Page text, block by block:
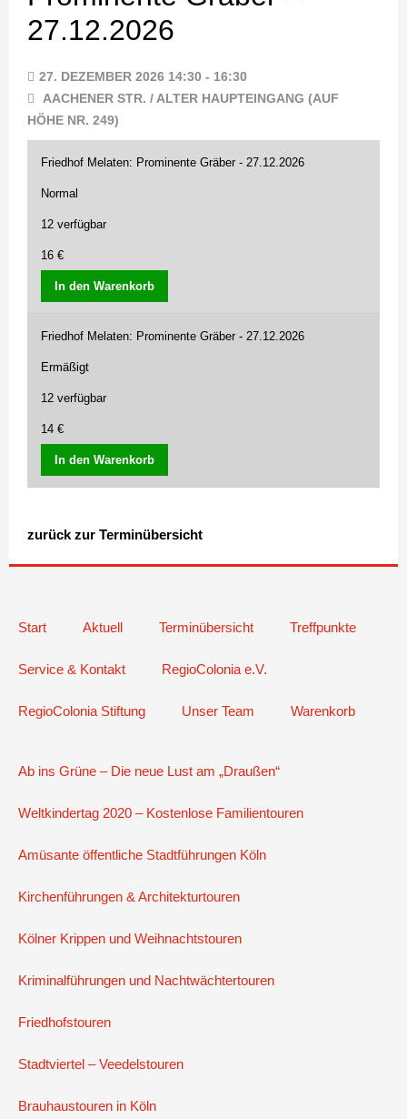
27.12.2026
27. DEZEMBER 2026 14:30 - 16:30
AACHENER STR. / ALTER HAUPTEINGANG (AUF
HÖHE NR. 249)
Friedhof Melaten: Prominente Gräber - 27.12.2026
Normal
12 verfügbar
16 €
In den Warenkorb
Friedhof Melaten: Prominente Gräber - 27.12.2026
Ermäßigt
12 verfügbar
14 €
In den Warenkorb
zurück zur Terminübersicht
Start Aktuell Terminübersicht Treffpunkte
Service & Kontakt RegioColonia e.V.
RegioColonia Stiftung Unser Team Warenkorb
Ab ins Grüne – Die neue Lust am „Draußen“
Weltkindertag 2020 – Kostenlose Familientouren
Amüsante öffentliche Stadtführungen Köln
Kirchenführungen & Architekturtouren
Kölner Krippen und Weihnachtstouren
Kriminalführungen und Nachtwächtertouren
Friedhofstouren
Stadtviertel – Veedelstouren
Brauhaustouren in Köln